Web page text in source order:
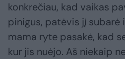
konkrečiau, kad vaikas
pinigus, patėvis jį subarė
mama ryte pasakė, kad
kur jis nuėjo. Aš niekaip